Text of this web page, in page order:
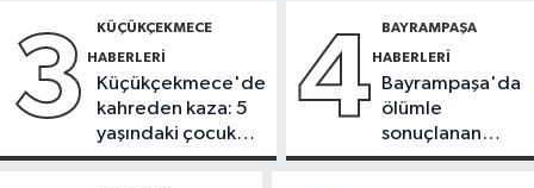
15:27
hafta programları açıklandı
3 KÜÇÜKÇEKMECE
HABERLERI
Küçükçekmece'de
kahreden kaza: 5
yaşındaki çocuk
yoğun bakımda
4 BAYRAMPAŞA
HABERLERI
Bayrampaşa'da
ölümle
sonuçlanan
kaza: Sürücü